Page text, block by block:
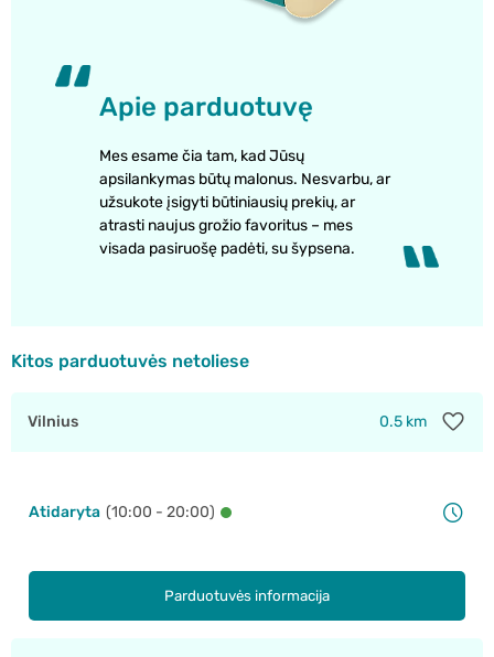
Apie parduotuvę
Mes esame čia tam, kad Jūsų
apsilankymas būtų malonus. Nesvarbu, ar
užsukote įsigyti būtiniausių prekių, ar
atrasti naujus grožio favoritus – mes
visada pasiruošę padėti, su šypsena.
Kitos parduotuvės netoliese
Vilnius 0.5 km
Atidaryta (10:00 - 20:00)
Parduotuvės informacija